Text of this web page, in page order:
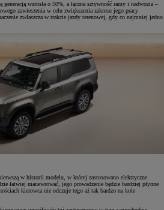
wzrosła o 50%, a łączna sztywność ramy i nadwozia –
zawieszenia w celu zwiększenia zakresu jego pracy
zwłaszcza w trakcie jazdy terenowej, gdy co najmniej jedno
w historii modelu, w której zastosowano elektryczne
łatwiej manewrować, jego prowadzenie będzie bardziej płynne
kierowca nie odczuje tego aż tak bardzo na kole